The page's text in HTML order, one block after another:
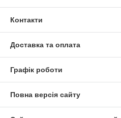
Контакти
Доставка та оплата
Графік роботи
Повна версія сайту